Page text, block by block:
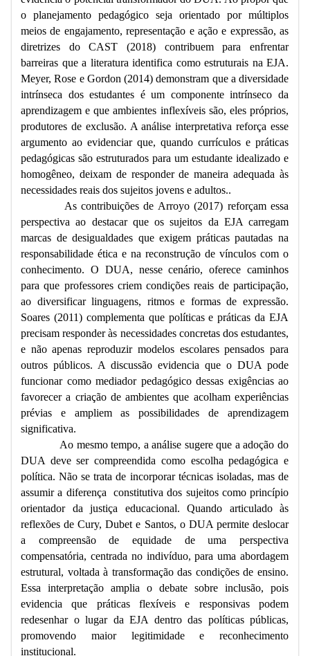
o planejamento pedagógico seja orientado por múltiplos
meios de engajamento, representação e ação e expressão, as
diretrizes do CAST (2018) contribuem para enfrentar
barreiras que a literatura identifica como estruturais na EJA.
Meyer, Rose e Gordon (2014) demonstram que a diversidade
intrínseca dos estudantes é um componente intrínseco da
aprendizagem e que ambientes inflexíveis são, eles próprios,
produtores de exclusão. A análise interpretativa reforça esse
argumento ao evidenciar que, quando currículos e práticas
pedagógicas são estruturados para um estudante idealizado e
homogêneo, deixam de responder de maneira adequada às
necessidades reais dos sujeitos jovens e adultos..
As contribuições de Arroyo (2017) reforçam essa
perspectiva ao destacar que os sujeitos da EJA carregam
marcas de desigualdades que exigem práticas pautadas na
responsabilidade ética e na reconstrução de vínculos com o
conhecimento. O DUA, nesse cenário, oferece caminhos
para que professores criem condições reais de participação,
ao diversificar linguagens, ritmos e formas de expressão.
Soares (2011) complementa que políticas e práticas da EJA
precisam responder às necessidades concretas dos estudantes,
e não apenas reproduzir modelos escolares pensados para
outros públicos. A discussão evidencia que o DUA pode
funcionar como mediador pedagógico dessas exigências ao
favorecer a criação de ambientes que acolham experiências
prévias e ampliem as possibilidades de aprendizagem
significativa.
Ao mesmo tempo, a análise sugere que a adoção do
DUA deve ser compreendida como escolha pedagógica e
política. Não se trata de incorporar técnicas isoladas, mas de
assumir a diferença constitutiva dos sujeitos como princípio
orientador da justiça educacional. Quando articulado às
reflexões de Cury, Dubet e Santos, o DUA permite deslocar
a compreensão de equidade de uma perspectiva
compensatória, centrada no indivíduo, para uma abordagem
estrutural, voltada à transformação das condições de ensino.
Essa interpretação amplia o debate sobre inclusão, pois
evidencia que práticas flexíveis e responsivas podem
redesenhar o lugar da EJA dentro das políticas públicas,
promovendo maior legitimidade e reconhecimento
institucional.